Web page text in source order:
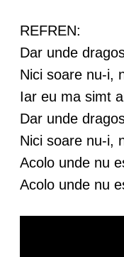
REFREN:
Dar unde
Nici soare nu-i,
Iar eu ma simt
Dar unde
Nici soare nu-i,
Acolo unde nu
Acolo unde nu